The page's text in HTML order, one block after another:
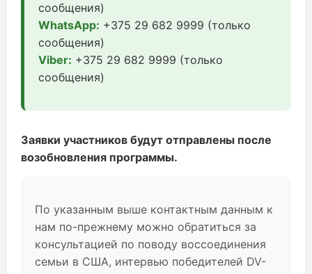
сообщения)
WhatsApp: +375 29 682 9999 (только
сообщения)
Viber: +375 29 682 9999 (только
сообщения)
Заявки участников будут отправлены после
возобновления программы.
По указанным выше контактным данным к
нам по-прежнему можно обратиться за
консультацией по поводу воссоединения
семьи в США, интервью победителей DV-